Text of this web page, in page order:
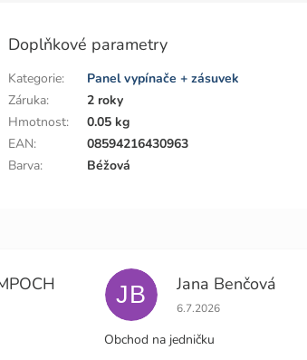
Doplňkové parametry
Kategorie:
Panel vypínače + zásuvek
Záruka:
2 roky
Hmotnost:
0.05 kg
EAN:
08594216430963
Barva: Béžová
je 5 z 5 hvězdiček.
JB Jana Benčová
Hodnocení obchodu je
6.7.2026
Obchod na jedničku